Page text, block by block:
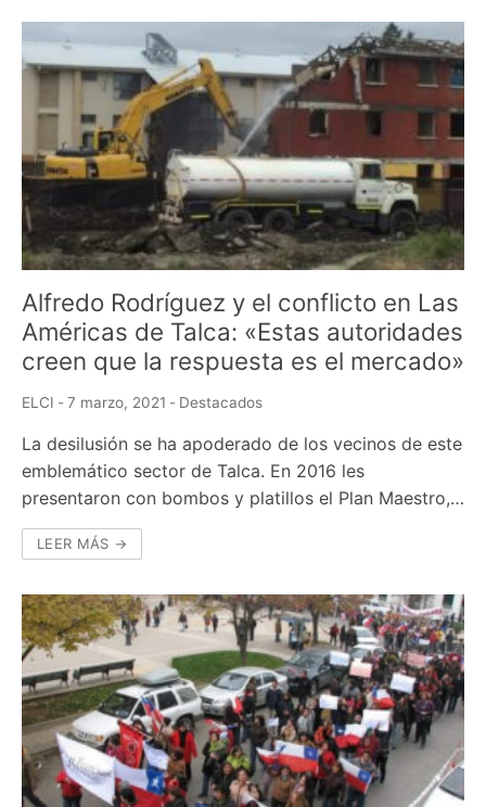
Alfredo Rodríguez y el conflicto en Las
Américas de Talca: «Estas autoridades
creen que la respuesta es el mercado»
ELCI -7 marzo, 2021 - Destacados
La desilusión se ha apoderado de los vecinos de este
emblemático sector de Talca. En 2016 les
presentaron con bombos y platillos el Plan Maestro,…
LEER MÁS →